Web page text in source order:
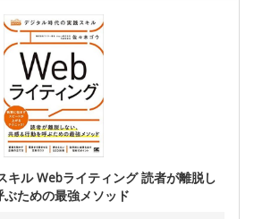
キル Webライティング 読者が離脱し
ための最強メソッド